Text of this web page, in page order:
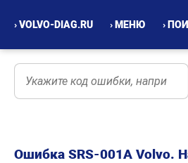
› VOLVO-DIAG.RU › МЕНЮ ›
Ошибка SRS-001A Volvo.